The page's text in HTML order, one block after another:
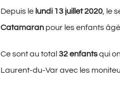
Depuis le lundi 13 juillet 2020, le
Catamaran pour les enfants
Ce sont au total 32 enfantsqui
Laurent-du-Var avec les